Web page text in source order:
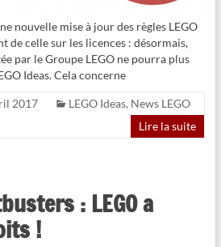
nouvelle mise à jour des règles LEGO
de celle sur les licences : désormais,
par le Groupe LEGO ne pourra plus
Ideas. Cela concerne
2017 LEGO Ideas, News LEGO
Lire la suite
: LEGO a
!